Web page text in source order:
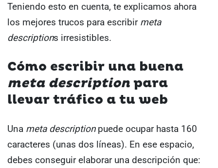
Teniendo esto en cuenta, te explicamos ahora
los mejores trucos para escribir meta
descriptions irresistibles.
Cómo escribir una buena
meta description para
llevar tráfico a tu web
Una meta descriptionpuede ocupar hasta 160
caracteres (unas dos líneas). En ese espacio,
debes conseguir elaborar una descripción que: